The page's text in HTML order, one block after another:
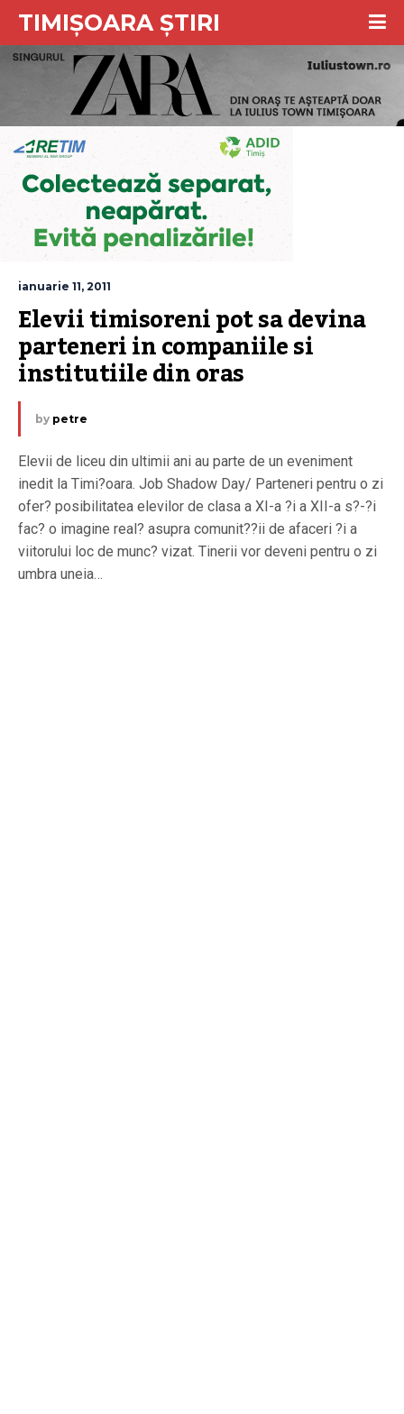
TIMIȘOARA ȘTIRI
ianuarie 11, 2011
Elevii timisoreni pot sa devina
parteneri in companiile si
institutiile din oras
by petre
Elevii de liceu din ultimii ani au parte de un eveniment
inedit la Timi?oara. Job Shadow Day/ Parteneri pentru o zi
ofer? posibilitatea elevilor de clasa a XI-a ?i a XII-a s?-?i
fac? o imagine real? asupra comunit??ii de afaceri ?i a
viitorului loc de munc? vizat. Tinerii vor deveni pentru o zi
umbra uneia…